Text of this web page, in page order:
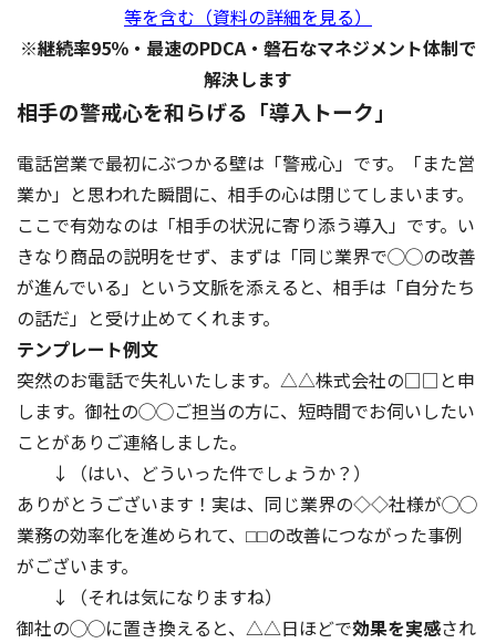
等を含む（資料の詳細を見る）
※継続率95％・最速のPDCA・磐石なマネジメント体制で
解決します
相手の警戒心を和らげる「導入トーク」
電話営業で最初にぶつかる壁は「警戒心」です。「また営
業か」と思われた瞬間に、相手の心は閉じてしまいます。
ここで有効なのは「相手の状況に寄り添う導入」です。い
きなり商品の説明をせず、まずは「同じ業界で◯◯の改善
が進んでいる」という文脈を添えると、相手は「自分たち
の話だ」と受け止めてくれます。
テンプレート例文
突然のお電話で失礼いたします。△△株式会社の□□と申
します。御社の◯◯ご担当の方に、短時間でお伺いしたい
ことがありご連絡しました。
↓（はい、どういった件でしょうか？）
ありがとうございます！実は、同じ業界の◇◇社様が◯◯
業務の効率化を進められて、⬜︎⬜︎の改善につながった事例
がございます。
↓（それは気になりますね）
御社の◯◯に置き換えると、△△日ほどで効果を実感され